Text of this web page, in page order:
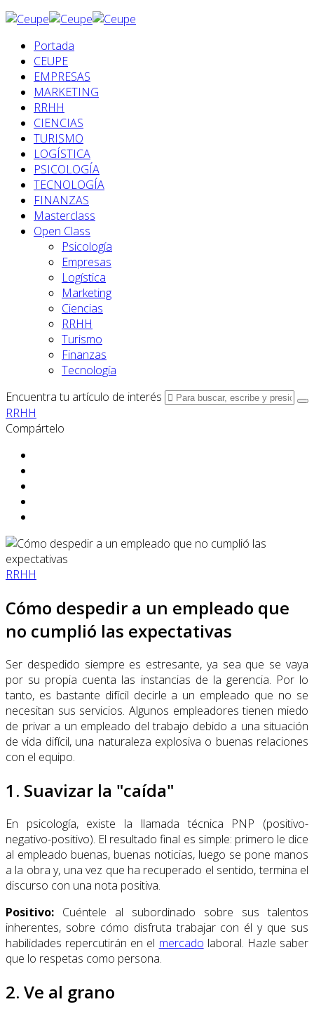
Portada
CEUPE
EMPRESAS
MARKETING
RRHH
CIENCIAS
TURISMO
LOGÍSTICA
PSICOLOGÍA
TECNOLOGÍA
FINANZAS
Masterclass
Open Class
Psicología
Empresas
Logística
Marketing
Ciencias
RRHH
Turismo
Finanzas
Tecnología
Encuentra tu artículo de interés
RRHH
Compártelo
RRHH
Cómo despedir a un empleado que
no cumplió las expectativas
Ser despedido siempre es estresante, ya sea que se vaya
por su propia cuenta las instancias de la gerencia. Por lo
tanto, es bastante difícil decirle a un empleado que no se
necesitan sus servicios. Algunos empleadores tienen miedo
de privar a un empleado del trabajo debido a una situación
de vida difícil, una naturaleza explosiva o buenas relaciones
con el equipo.
1. Suavizar la "caída"
En psicología, existe la llamada técnica PNP (positivo-
negativo-positivo). El resultado final es simple: primero le dice
al empleado buenas, buenas noticias, luego se pone manos
a la obra y, una vez que ha recuperado el sentido, termina el
discurso con una nota positiva.
Positivo: Cuéntele al subordinado sobre sus talentos
inherentes, sobre cómo disfruta trabajar con él y que sus
habilidades repercutirán en el mercado laboral. Hazle saber
que lo respetas como persona.
2. Ve al grano